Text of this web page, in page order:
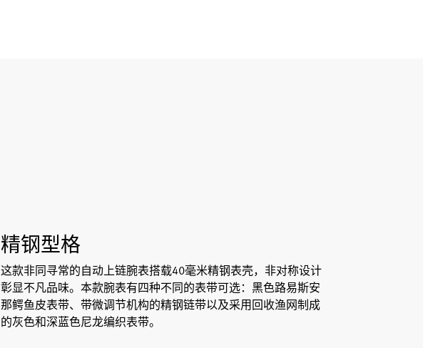
精钢型格
这款非同寻常的自动上链腕表搭载40毫米精钢表壳，非对称设计
彰显不凡品味。本款腕表有四种不同的表带可选：黑色路易斯安
那鳄鱼皮表带、带微调节机构的精钢链带以及采用回收渔网制成
的灰色和深蓝色尼龙编织表带。